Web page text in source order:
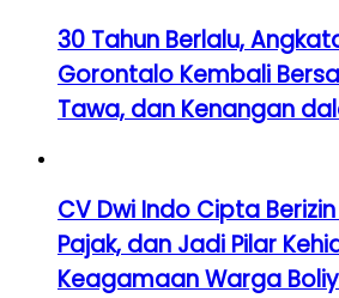
30 Tahun Berlalu,
Gorontalo Kembali
Tawa, dan Kenangan
CV Dwi Indo Cipta
Pajak, dan Jadi Pilar
Keagamaan Warga